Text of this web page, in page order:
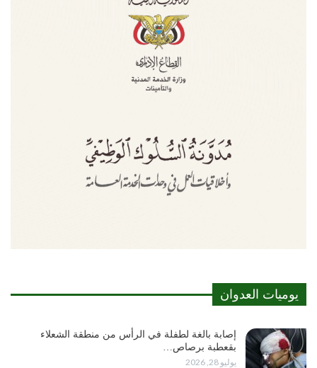
يوميات العدوان
إصابة بالغة لطفلة في الرأس من منطقة الشعلاء
بقعطبة برصاص…
يوليو 28, 2026